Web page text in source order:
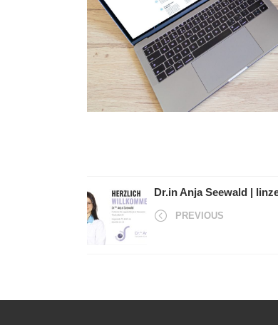
Dr.in Anja Seewald |
PREVIOUS